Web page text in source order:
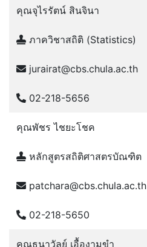
คุณจุไรรัตน์ สินจินา
ภาควิชาสถิติ (Statistics)
jurairat@cbs.chula.ac.th
02-218-5656
คุณพัชร ไชยะโชค
หลักสูตรสถิติศาสตรบัณฑิต
patchara@cbs.chula.ac.th
02-218-5650
คุณธนาวัลย์ เอื้องามขำ